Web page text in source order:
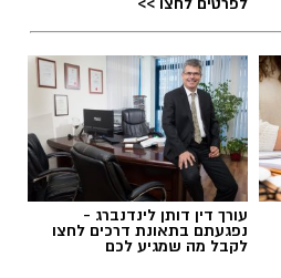
עורך דין דותן לינדנברג -
נפגעתם בתאונת דרכים לחצו
לקבל מה שמגיע לכם